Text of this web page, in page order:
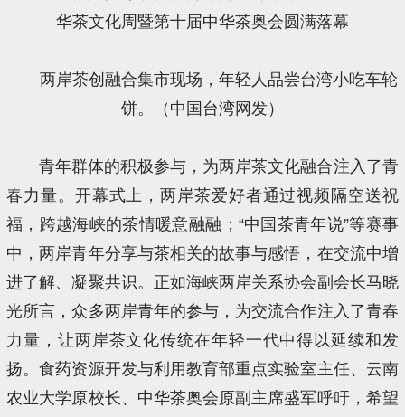
两岸茶创融合集市现场，年轻人品尝台湾小吃车轮
饼。（中国台湾网发）
青年群体的积极参与，为两岸茶文化融合注入了青
春力量。开幕式上，两岸茶爱好者通过视频隔空送祝
福，跨越海峡的茶情暖意融融；“中国茶青年说”等赛事
中，两岸青年分享与茶相关的故事与感悟，在交流中增
进了解、凝聚共识。正如海峡两岸关系协会副会长马晓
光所言，众多两岸青年的参与，为交流合作注入了青春
力量，让两岸茶文化传统在年轻一代中得以延续和发
扬。食药资源开发与利用教育部重点实验室主任、云南
农业大学原校长、中华茶奥会原副主席盛军呼吁，希望